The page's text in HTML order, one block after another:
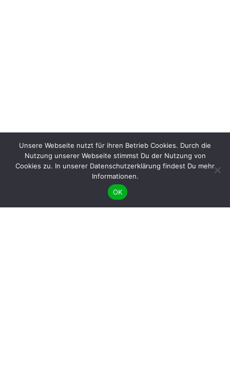
Unsere Webseite nutzt für ihren Betrieb Cookies. Durch die
Nutzung unserer Webseite stimmst Du der Nutzung von
Cookies zu. In unserer Datenschutzerklärung findest Du mehr
Informationen.
OK